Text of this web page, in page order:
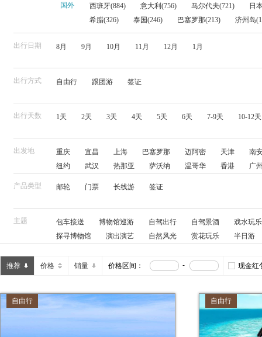
国外 西班牙(884) 意大利(756) 马尔代夫(721)
日
希腊(326)
泰国(246) 巴塞罗那(213) 济州岛
出行日期 8月 9月 10月 11月 12月 1月
出行方式 自由行 跟团游 签证
出行天数 1天 2天 3天 4天 5天 6天 7-9天 10-12天
出发地 重庆 宜昌 上海 巴塞罗那 迈阿密 天津
南
纽约
武汉 热那亚 萨沃纳 温哥华 香港
广
基尔
的里雅斯特 三亚
产品类型 邮轮 门票 长线游 签证
主题 包车接送 博物馆巡游 自驾出行 自驾景酒
戏水玩乐
探寻博物馆
演出演艺 自然风光 赏花玩乐
半日游
人妖秀
海景房 漂流 动物奇幻旅 看动物
帆船
爬山
直通车 亲近动物 缆车 踏青赏花
专业讲解
热气球 玻璃栈道 美食餐券 骑行
住
水上乐园
皮划艇 迪士尼乐园
保姆车
卡丁车 品酒品茶 摩托艇
溯溪
推荐 价格 销量 价格区间： - 现金红
自由行 自由行